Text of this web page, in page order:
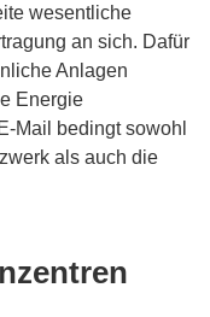
wesentliche
an sich. Dafür
Anlagen
Energie
Mail bedingt sowohl
als auch die